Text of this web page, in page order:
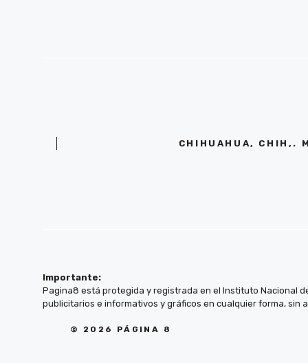
CHIHUAHUA, CHIH,.
Importante:
Pagina8 está protegida y registrada en el Instituto Nacional
publicitarios e informativos y gráficos en cualquier forma, sin
© 2026 PÁGINA 8